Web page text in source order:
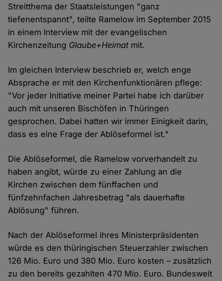
Streitthema der Staatsleistungen "ganz
tiefenentspannt", teilte Ramelow im September 2015
in einem Interview mit der evangelischen
Kirchenzeitung Glaube+Heimatmit.
Im gleichen Interview beschrieb er, welch enge
Absprache er mit den Kirchenfunktionären pflege:
"Vor jeder Initiative meiner Partei habe ich darüber
auch mit unseren Bischöfen in Thüringen
gesprochen. Dabei hatten wir immer Einigkeit darin,
dass es eine Frage der Ablöseformel ist."
Die Ablöseformel, die Ramelow vorverhandelt zu
haben angibt, würde zu einer Zahlung an die
Kirchen zwischen dem fünffachen und
fünfzehnfachen Jahresbetrag "als dauerhafte
Ablösung" führen.
Nach der Ablöseformel ihres Ministerpräsidenten
würde es den thüringischen Steuerzahler zwischen
126 Mio. Euro und 380 Mio. Euro kosten – zusätzlich
zu den bereits gezahlten 470 Mio. Euro. Bundesweit